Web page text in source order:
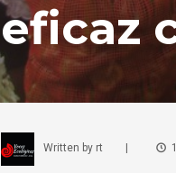
eficaz
Written by rt